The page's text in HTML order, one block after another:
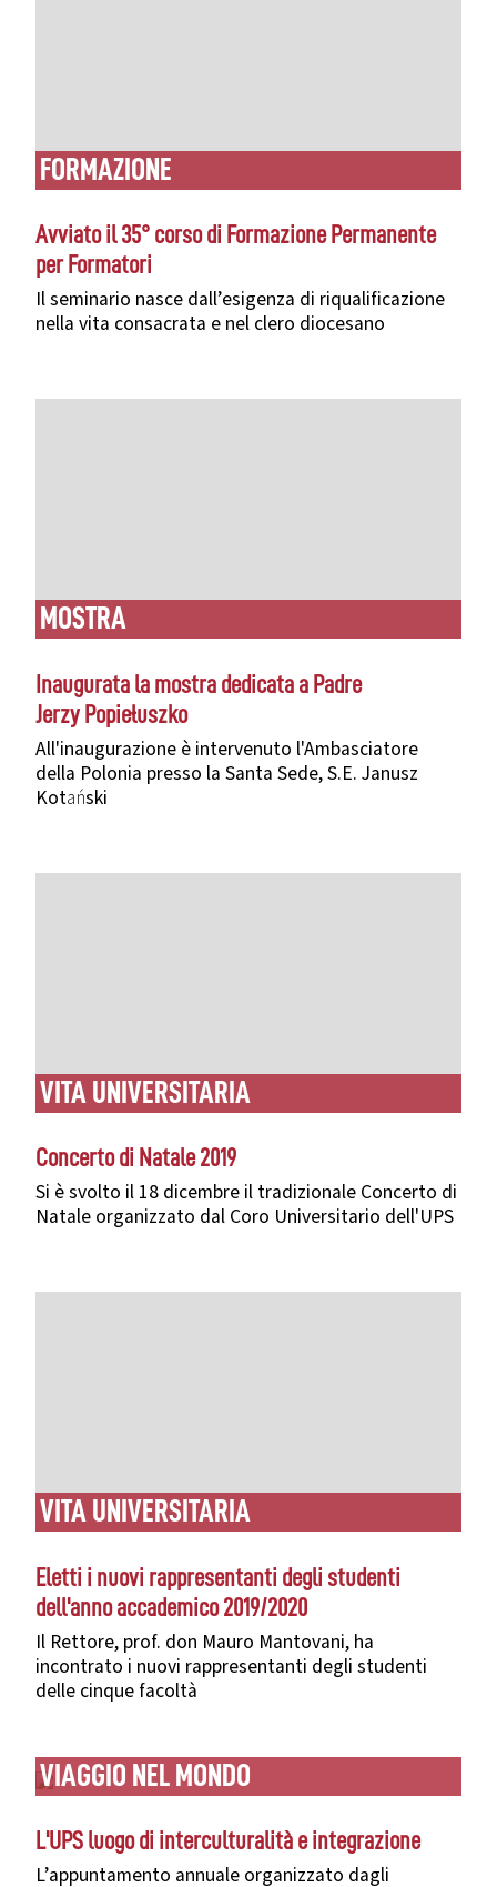
FORMAZIONE
Avviato il 35° corso di Formazione Permanente
per Formatori
Il seminario nasce dall’esigenza di riqualificazione
nella vita consacrata e nel clero diocesano
MOSTRA
Inaugurata la mostra dedicata a Padre
Jerzy Popiełuszko
All'inaugurazione è intervenuto l'Ambasciatore
della Polonia presso la Santa Sede, S.E. Janusz
Kotański
VITA UNIVERSITARIA
Concerto di Natale 2019
Si è svolto il 18 dicembre il tradizionale Concerto di
Natale organizzato dal Coro Universitario dell'UPS
VITA UNIVERSITARIA
Eletti i nuovi rappresentanti degli studenti
dell'anno accademico 2019/2020
Il Rettore, prof. don Mauro Mantovani, ha
incontrato i nuovi rappresentanti degli studenti
delle cinque facoltà
VIAGGIO NEL MONDO
L'UPS luogo di interculturalità e integrazione
L’appuntamento annuale organizzato dagli